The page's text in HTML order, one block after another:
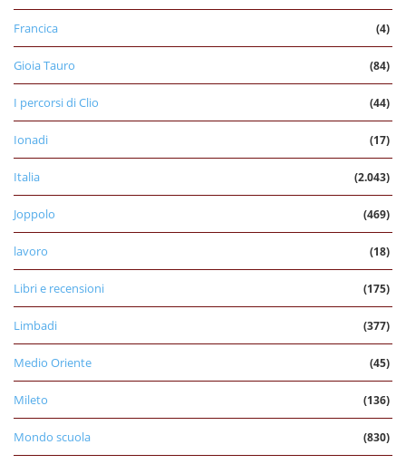
Francica (4)
Gioia Tauro (84)
I percorsi di Clio (44)
Ionadi (17)
Italia (2.043)
Joppolo (469)
lavoro (18)
Libri e recensioni (175)
Limbadi (377)
Medio Oriente (45)
Mileto (136)
Mondo scuola (830)